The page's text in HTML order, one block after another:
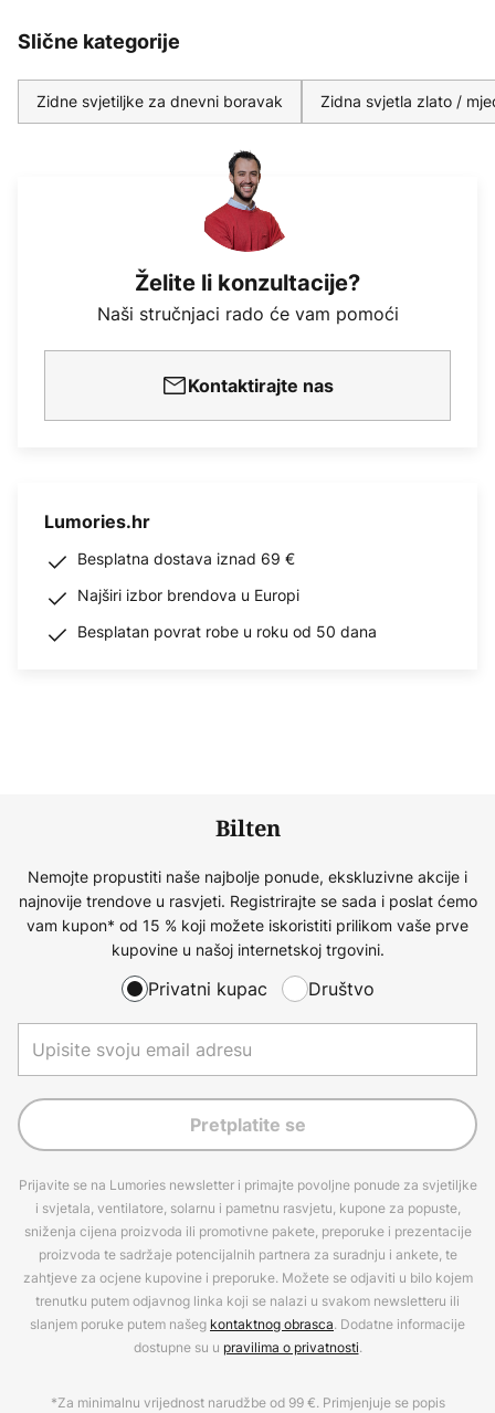
Slične kategorije
Zidne svjetiljke za dnevni boravak Zidna svjetla zlato /
Želite li konzultacije?
Naši stručnjaci rado će vam pomoći
Kontaktirajte nas
Lumories.hr
Besplatna dostava iznad 69 €
Najširi izbor brendova u Europi
Besplatan povrat robe u roku od 50 dana
Bilten
Nemojte propustiti naše najbolje ponude, ekskluzivne akcije i
najnovije trendove u rasvjeti. Registrirajte se sada i poslat ćemo
vam kupon* od 15 % koji možete iskoristiti prilikom vaše prve
kupovine u našoj internetskoj trgovini.
Privatni kupac Društvo
Pretplatite se
Prijavite se na Lumories newsletter i primajte povoljne ponude za svjetiljke
i svjetala, ventilatore, solarnu i pametnu rasvjetu, kupone za popuste,
sniženja cijena proizvoda ili promotivne pakete, preporuke i prezentacije
proizvoda te sadržaje potencijalnih partnera za suradnju i ankete, te
zahtjeve za ocjene kupovine i preporuke. Možete se odjaviti u bilo kojem
trenutku putem odjavnog linka koji se nalazi u svakom newsletteru ili
slanjem poruke putem našeg kontaktnog obrasca. Dodatne informacije
dostupne su u pravilima o privatnosti.
*Za minimalnu vrijednost narudžbe od 99 €. Primjenjuje se popis